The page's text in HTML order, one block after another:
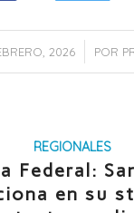
2026
/ POR
REGIONALES
Federal:
en su